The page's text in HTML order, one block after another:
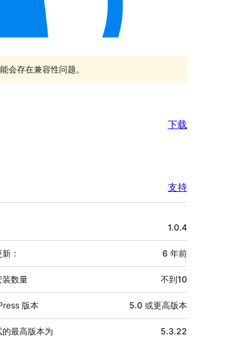
会存在兼容性问题。
下载
支持
1.0.4
： 6 年前
装数量 不到10
版本 5.0 或更高版本
的最高版本为 5.3.22